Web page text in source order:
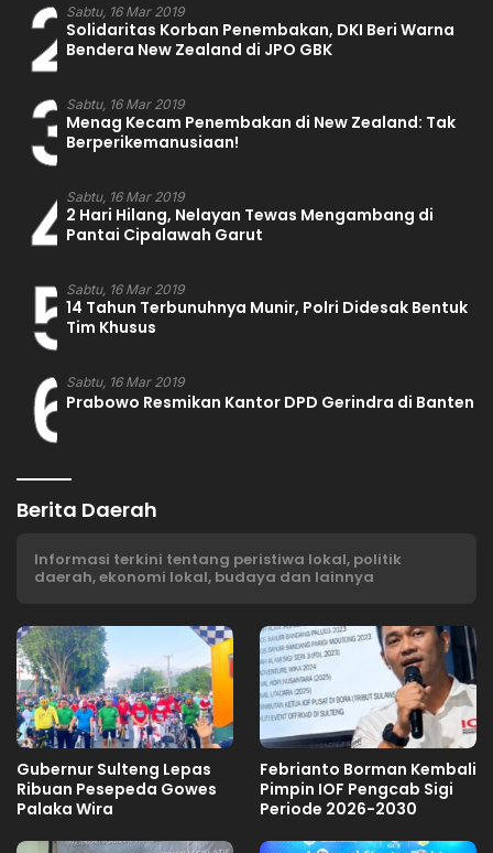
2Sabtu, 16 Mar 2019
Solidaritas Korban Penembakan, DKI Beri Warna
Bendera New Zealand di JPO GBK
3Sabtu, 16 Mar 2019
Menag Kecam Penembakan di New Zealand: Tak
Berperikemanusiaan!
4Sabtu, 16 Mar 2019
2 Hari Hilang, Nelayan Tewas Mengambang di
Pantai Cipalawah Garut
5Sabtu, 16 Mar 2019
14 Tahun Terbunuhnya Munir, Polri Didesak Bentuk
Tim Khusus
6Sabtu, 16 Mar 2019
Prabowo Resmikan Kantor DPD Gerindra di Banten
Berita Daerah
Informasi terkini tentang peristiwa lokal, politik
daerah, ekonomi lokal, budaya dan lainnya
Gubernur Sulteng Lepas
Ribuan Pesepeda Gowes
Palaka Wira
Febrianto Borman Kembali
Pimpin IOF Pengcab Sigi
Periode 2026-2030